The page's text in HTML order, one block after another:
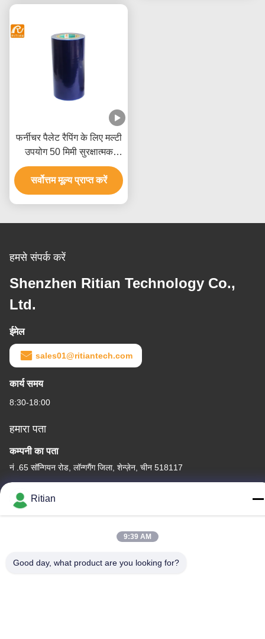
फर्नीचर पैलेट रैपिंग के लिए मल्टी
उपयोग 50 मिमी सुरक्षात्मक
प्लास्टिक फिल्म
सर्वोत्तम मूल्य प्राप्त करें
हमसे संपर्क करें
Shenzhen Ritian Technology Co.,
Ltd.
ईमेल
sales01@ritiantech.com
कार्य समय
8:30-18:00
हमारा पता
कम्पनी का पता
नं .65 सॉन्गियन रोड, लॉन्गगैंग जिला, शेन्ज़ेन, चीन 518117
कारखाने का पता
नं .65 सॉन्गियन रोड, लॉन्गगैंग जिला, शेन्ज़ेन, चीन 518117
Ritian
9:39 AM
Good day, what product are you looking for?